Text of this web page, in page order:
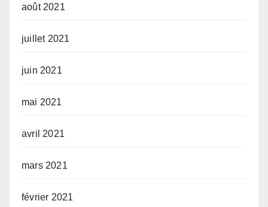
août 2021
juillet 2021
juin 2021
mai 2021
avril 2021
mars 2021
février 2021